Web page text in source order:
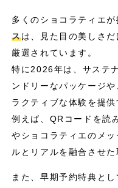
多くのショコラティエ
スは、見た目の美しさ
厳選されています。
特に2026年は、サステ
ンドリーなパッケージ
ラクティブな体験を提
例えば、QRコードを読
やショコラティエのメ
ルとリアルを融合させ
また、早期予約特典とし